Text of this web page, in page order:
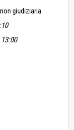
giudiziaria
13:00